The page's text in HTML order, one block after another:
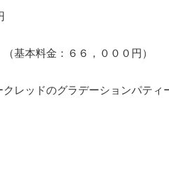
基本料金：６６，０００円）
クレッドのグラデーションパテ